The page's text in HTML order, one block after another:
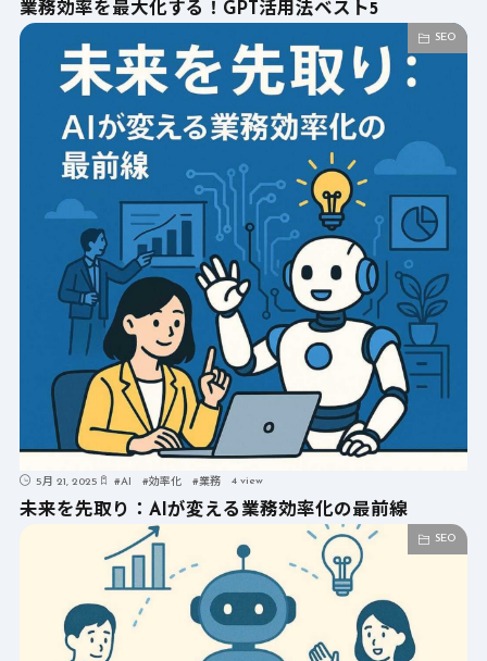
業務効率を最大化する！GPT活用法ベスト5
SEO
5月 21, 2025 #AI #効率化 #業務 4 view
未来を先取り：AIが変える業務効率化の最前線
SEO